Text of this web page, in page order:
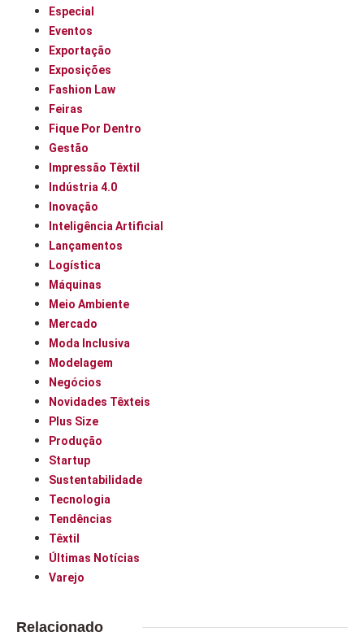
Especial
Eventos
Exportação
Exposições
Fashion Law
Feiras
Fique Por Dentro
Gestão
Impressão Têxtil
Indústria 4.0
Inovação
Inteligência Artificial
Lançamentos
Logística
Máquinas
Meio Ambiente
Mercado
Moda Inclusiva
Modelagem
Negócios
Novidades Têxteis
Plus Size
Produção
Startup
Sustentabilidade
Tecnologia
Tendências
Têxtil
Últimas Notícias
Varejo
Relacionado